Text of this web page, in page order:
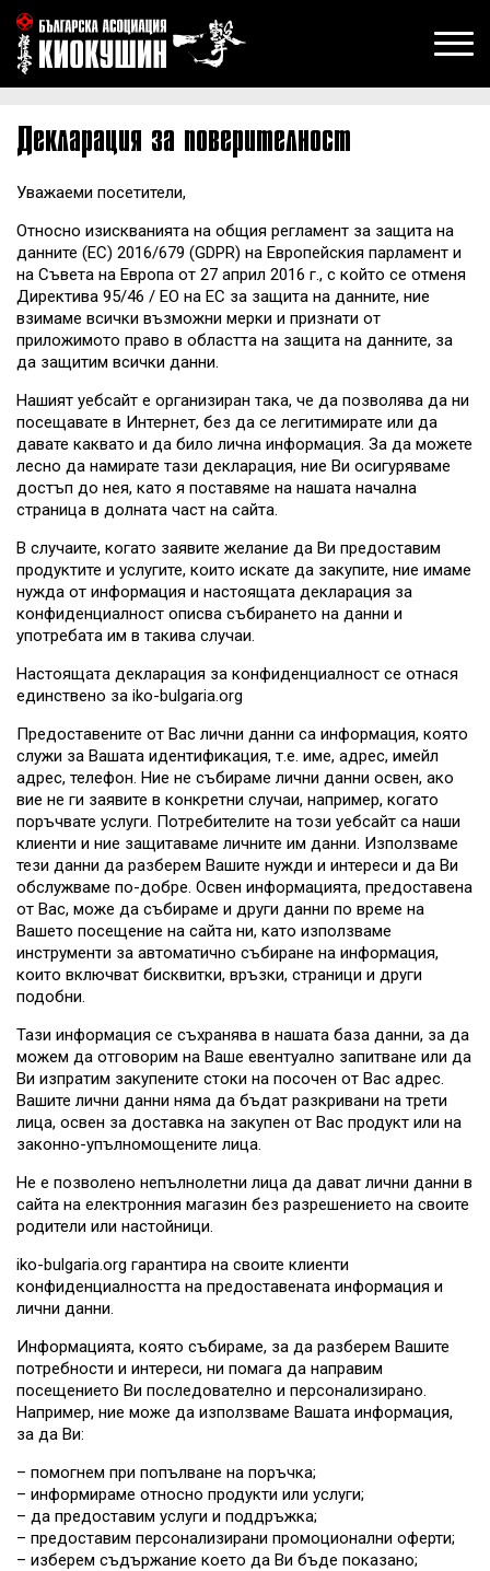
Декларация за поверителност
Уважаеми посетители,
Относно изискванията на общия регламент за защита на
данните (ЕС) 2016/679 (GDPR) на Европейския парламент и
на Съвета на Европа от 27 април 2016 г., с който се отменя
Директива 95/46 / ЕО на ЕС за защита на данните, ние
взимаме всички възможни мерки и признати от
приложимото право в областта на защита на данните, за
да защитим всички данни.
Нашият уебсайт е организиран така, че да позволява да ни
посещавате в Интернет, без да се легитимирате или да
давате каквато и да било лична информация. За да можете
лесно да намирате тази декларация, ние Ви осигуряваме
достъп до нея, като я поставяме на нашата начална
страница в долната част на сайта.
В случаите, когато заявите желание да Ви предоставим
продуктите и услугите, които искате да закупите, ние имаме
нужда от информация и настоящата декларация за
конфиденциалност описва събирането на данни и
употребата им в такива случаи.
Настоящата декларация за конфиденциалност се отнася
единствено за iko-bulgaria.org
Предоставените от Вас лични данни са информация, която
служи за Вашата идентификация, т.е. име, адрес, имейл
адрес, телефон. Ние не събираме лични данни освен, ако
вие не ги заявите в конкретни случаи, например, когато
поръчвате услуги. Потребителите на този уебсайт са наши
клиенти и ние защитаваме личните им данни. Използваме
тези данни да разберем Вашите нужди и интереси и да Ви
обслужваме по-добре. Освен информацията, предоставена
от Вас, може да събираме и други данни по време на
Вашето посещение на сайта ни, като използваме
инструменти за автоматично събиране на информация,
които включват бисквитки, връзки, страници и други
подобни.
Тази информация се съхранява в нашата база данни, за да
можем да отговорим на Ваше евентуално запитване или да
Ви изпратим закупените стоки на посочен от Вас адрес.
Вашите лични данни няма да бъдат разкривани на трети
лица, освен за доставка на закупен от Вас продукт или на
законно-упълномощените лица.
Не е позволено непълнолетни лица да дават лични данни в
сайта на електронния магазин без разрешението на своите
родители или настойници.
iko-bulgaria.org гарантира на своите клиенти
конфиденциалността на предоставената информация и
лични данни.
Информацията, която събираме, за да разберем Вашите
потребности и интереси, ни помага да направим
посещението Ви последователно и персонализирано.
Например, ние може да използваме Вашата информация,
за да Ви:
– помогнем при попълване на поръчка;
– информираме относно продукти или услуги;
– да предоставим услуги и поддръжка;
– предоставим персонализирани промоционални оферти;
– изберем съдържание което да Ви бъде показано;